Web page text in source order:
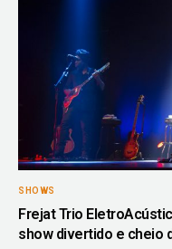
SHOWS
Frejat Trio
show divertido e cheio